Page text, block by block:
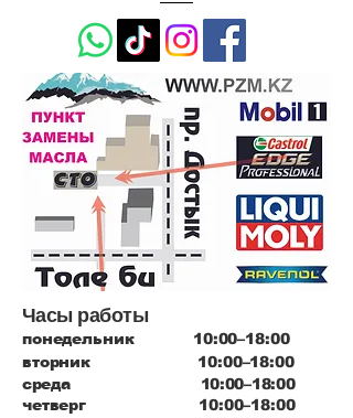
Часы работы
понедельник 10:00–18:00
вторник 10:00–18:00
среда 10:00–18:00
четверг 10:00–18:00